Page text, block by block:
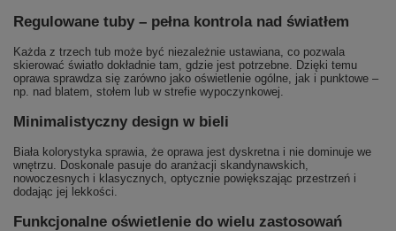
Regulowane tuby – pełna kontrola nad światłem
Każda z trzech tub może być niezależnie ustawiana, co pozwala
skierować światło dokładnie tam, gdzie jest potrzebne. Dzięki temu
oprawa sprawdza się zarówno jako oświetlenie ogólne, jak i punktowe –
np. nad blatem, stołem lub w strefie wypoczynkowej.
Minimalistyczny design w bieli
Biała kolorystyka sprawia, że oprawa jest dyskretna i nie dominuje we
wnętrzu. Doskonale pasuje do aranżacji skandynawskich,
nowoczesnych i klasycznych, optycznie powiększając przestrzeń i
dodając jej lekkości.
Funkcjonalne oświetlenie do wielu zastosowań